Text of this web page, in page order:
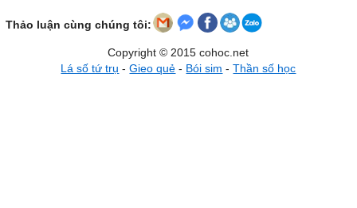
Thảo luận cùng chúng tôi:
Copyright © 2015 cohoc.net
Lá số tứ trụ -Gieo quẻ - Bói sim -Thần số học